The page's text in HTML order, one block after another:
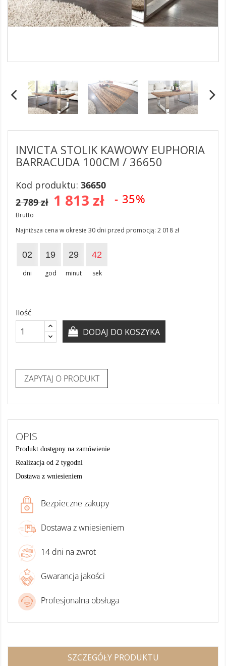
OPIS
Produkt dostępny na zamówienie
Realizacja od 2 tygodni
Dostawa z wniesieniem
Bezpieczne zakupy
Dostawa z wniesieniem
14 dni na zwrot
Gwarancja jakości
Profesjonalna obsługa
INVICTA STOLIK KAWOWY EUPHORIA
BARRACUDA 100CM / 36650
Kod produktu: 36650
1 813 zł - 35%
2 789 zł
Brutto
Najniższa cena w okresie 30 dni przed promocją: 2 018 zł
02
dni
19
god
29
minut
41
sek
Ilość
DODAJ DO KOSZYKA
ZAPYTAJ O PRODUKT
SZCZEGÓŁY PRODUKTU